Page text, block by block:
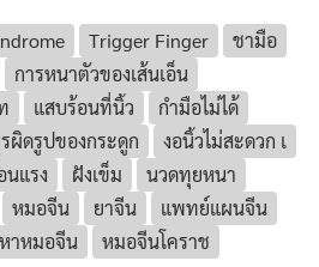
Trigger Finger
ชามือ
การหนาตัวของเส้นเอ็น
แสบร้อนที่นิ้ว
กำมือไม่ได้
ผิดรูปของกระดูก
งอนิ้วไม่สะดวก เ
แรง ฝังเข็ม
นวดทุยหนา
หมอจีน ยาจีน
แพทย์แผนจีน
หาหมอจีน
หมอจีนโคราช